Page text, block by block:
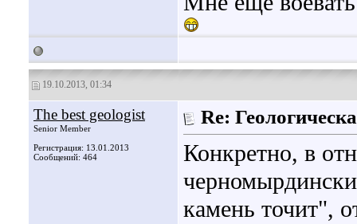
19.10.2013, 01:34
The best geologist
Senior Member
Регистрация: 13.01.2013
Сообщений: 464
Re:
Конкретно, в
камень точит",